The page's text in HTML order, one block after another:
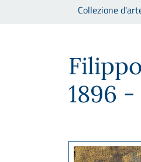
Collezione
1896